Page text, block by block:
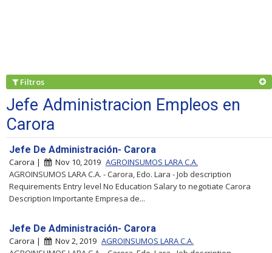
Filtros
Jefe Administracion Empleos en
Carora
Jefe De Administración- Carora
Carora | Nov 10, 2019 AGROINSUMOS LARA C.A.
AGROINSUMOS LARA C.A. - Carora, Edo. Lara - Job description
Requirements Entry level No Education Salary to negotiate Carora
Description Importante Empresa de...
Jefe De Administración- Carora
Carora | Nov 2, 2019 AGROINSUMOS LARA C.A.